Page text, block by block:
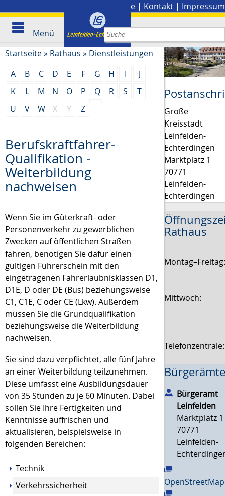
Presse | Kontakt | Impressum
Menü
Startseite» Rathaus » Dienstleistungen
A
B C D E F G H I
J
K
L M N O P Q R S
T
U
V W X Y Z
Berufskraftfahrer-
Qualifikation -
Weiterbildung
nachweisen
Wenn Sie im Güterkraft- oder
Personenverkehr zu gewerblichen
Zwecken auf öffentlichen Straßen
fahren, benötigen Sie dafür einen
gültigen Führerschein mit den
eingetragenen Fahrerlaubnisklassen D1,
D1E, D oder DE (Bus) beziehungsweise
C1, C1E, C oder CE (Lkw). Außerdem
müssen Sie die Grundqualifikation
beziehungsweise die Weiterbildung
nachweisen.
Sie sind dazu verpflichtet, alle fünf Jahre
an einer Weiterbildung teilzunehmen.
Diese umfasst eine Ausbildungsdauer
von 35 Stunden zu je 60 Minuten. Dabei
sollen Sie Ihre Fertigkeiten und
Kenntnisse auffrischen und
aktualisieren, beispielsweise in
folgenden Bereichen:
Technik
Verkehrssicherheit
Große
Kreisstadt
Leinfelden-
Echterdingen
Marktplatz 1
70771
Leinfelden-
Echterdingen
Rathaus
Mittwoch:
Bürgeramt
Leinfelden
Marktplatz 1
70771
Leinfelden-
OpenStreetMap